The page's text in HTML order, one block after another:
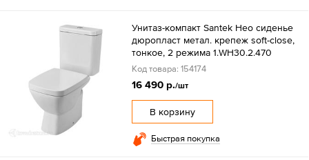
Унитаз-компакт Santek Нео сиденье
дюропласт метал. крепеж soft-close,
тонкое, 2 режима 1.WH30.2.470
Код товара: 154174
16 490 р./шт
В корзину
Быстрая покупка